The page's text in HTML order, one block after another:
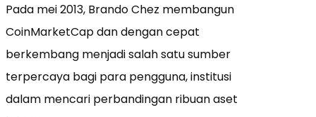
Pada mei 2013, Brando Chez membangun
CoinMarketCap dan dengan cepat
berkembang menjadi salah satu sumber
terpercaya bagi para pengguna, institusi
dalam mencari perbandingan ribuan aset